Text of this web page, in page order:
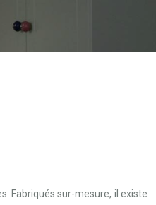
Fabriqués sur-mesure, il existe